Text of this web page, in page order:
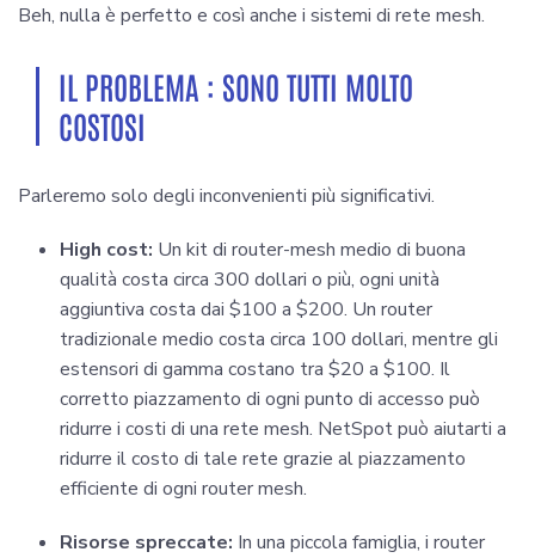
Beh, nulla è perfetto e così anche i sistemi di rete mesh.
IL PROBLEMA : SONO TUTTI MOLTO
COSTOSI
Parleremo solo degli inconvenienti più significativi.
High cost: Un kit di router-mesh medio di buona
qualità costa circa 300 dollari o più, ogni unità
aggiuntiva costa dai $100 a $200. Un router
tradizionale medio costa circa 100 dollari, mentre gli
estensori di gamma costano tra $20 a $100. Il
corretto piazzamento di ogni punto di accesso può
ridurre i costi di una rete mesh. NetSpot può aiutarti a
ridurre il costo di tale rete grazie al piazzamento
efficiente di ogni router mesh.
Risorse spreccate: In una piccola famiglia, i router